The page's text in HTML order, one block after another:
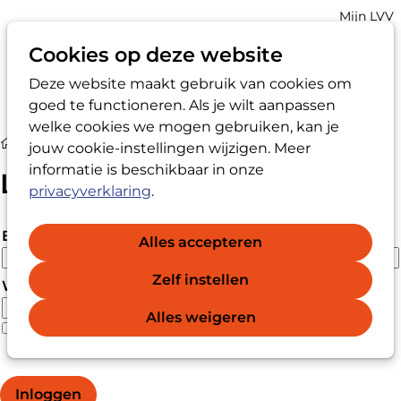
Cookies op deze website
Deze website maakt gebruik van cookies om
goed te functioneren. Als je wilt aanpassen
welke cookies we mogen gebruiken, kan je
jouw cookie-instellingen wijzigen. Meer
informatie is beschikbaar in onze
privacyverklaring.
Alles accepteren
Zelf instellen
Alles weigeren
Zoek
Account
Mijn LVV
Login
Login
E-mailadres
Wachtwoord
Wachtwoord weergeven
Wachtwoord vergeten?
Inloggen